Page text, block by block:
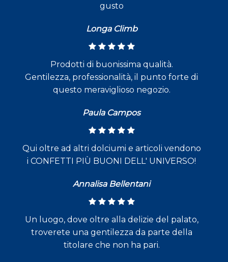
gusto
Longa Climb
Prodotti di buonissima qualità.
Gentilezza, professionalità, il punto forte di
questo meraviglioso negozio.
Paula Campos
Qui oltre ad altri dolciumi e articoli vendono
i CONFETTI PIÙ BUONI DELL' UNIVERSO!
Annalisa Bellentani
Un luogo, dove oltre alla delizie del palato,
troverete una gentilezza da parte della
titolare che non ha pari.